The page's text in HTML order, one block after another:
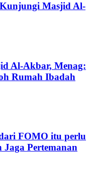
Masjid Al-
Al-Akbar, Menag:
Rumah Ibadah
FOMO itu perlu
Pertemanan